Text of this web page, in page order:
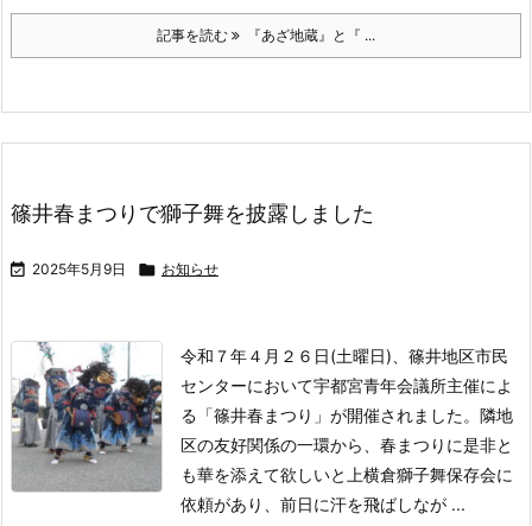
記事を読む 『あざ地蔵』と『 ...
篠井春まつりで獅子舞を披露しました
 2025年5月9日  お知らせ
令和７年４月２６日(土曜日)、篠井地区市民
センターにおいて宇都宮青年会議所主催によ
る「篠井春まつり」が開催されました。 隣地
区の友好関係の一環から、春まつりに是非と
も華を添えて欲しいと上横倉獅子舞保存会に
依頼があり、前日に汗を飛ばしなが ...